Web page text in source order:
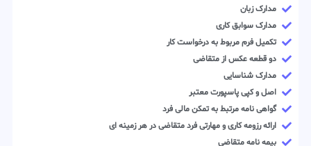
مدارک زبان
مدارک سوابق کاری
تکمیل فرم مربوط به درخواست کار
دو قطعه عکس از متقاضی
مدارک شناسایی
اصل و کپی پاسپورت معتبر
گواهی نامه مرتبط به تمکن مالی فرد
ارائه رزومه کاری و مهارتی فرد متقاضی در هر زمینه ای
بیمه نامه متقاضی